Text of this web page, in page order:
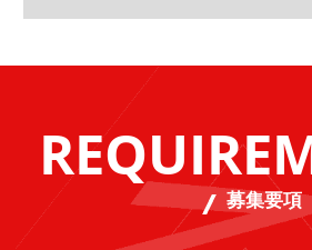
募集要項